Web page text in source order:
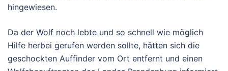
hingewiesen.
Da der Wolf noch lebte und so schnell wie möglich
Hilfe herbei gerufen werden sollte, hätten sich die
geschockten Auffinder vom Ort entfernt und einen